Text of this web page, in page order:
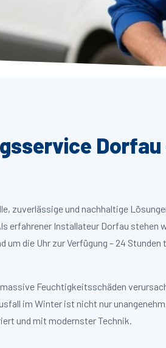
zuverlässige und nachhaltige
erfahrener Installateur Dorfau stehen
die Uhr zur Verfügung – 24 Stunden
Feuchtigkeitsschäden
im Winter ist nicht nur
und mit modernster Technik.